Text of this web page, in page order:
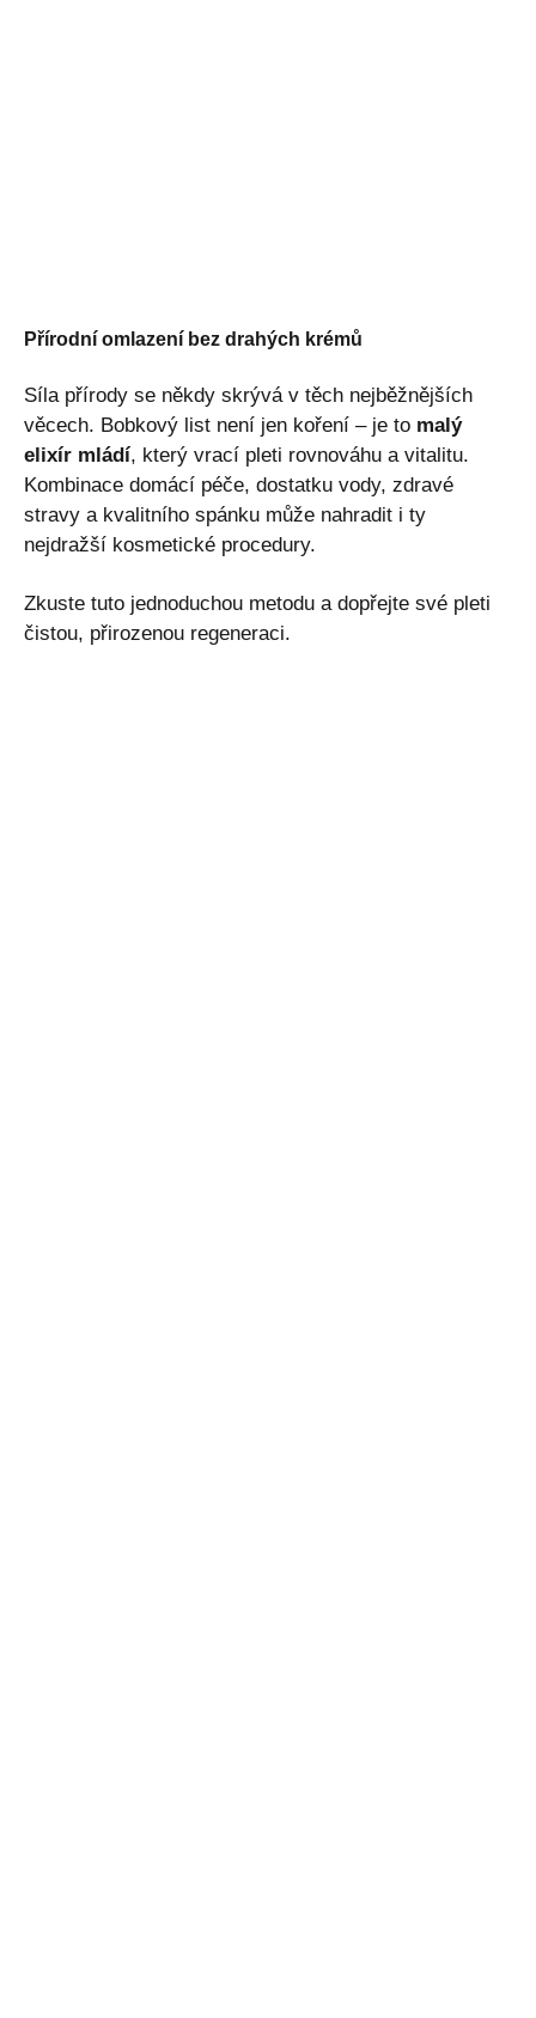
Přírodní omlazení bez drahých krémů
Síla přírody se někdy skrývá v těch nejběžnějších
věcech. Bobkový list není jen koření – je to malý
elixír mládí, který vrací pleti rovnováhu a vitalitu.
Kombinace domácí péče, dostatku vody, zdravé
stravy a kvalitního spánku může nahradit i ty
nejdražší kosmetické procedury.
Zkuste tuto jednoduchou metodu a dopřejte své pleti
čistou, přirozenou regeneraci.